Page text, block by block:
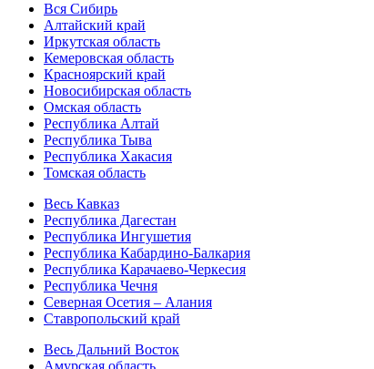
Вся Сибирь
Алтайский край
Иркутская область
Кемеровская область
Красноярский край
Новосибирская область
Омская область
Республика Алтай
Республика Тыва
Республика Хакасия
Томская область
Весь Кавказ
Республика Дагестан
Республика Ингушетия
Республика Кабардино-Балкария
Республика Карачаево-Черкесия
Республика Чечня
Северная Осетия – Алания
Ставропольский край
Весь Дальний Восток
Амурская область